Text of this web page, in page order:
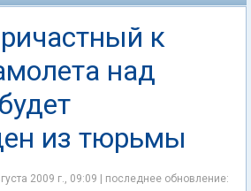
к
над
из тюрьмы
2009 г., 09:09 | последнее обновление: